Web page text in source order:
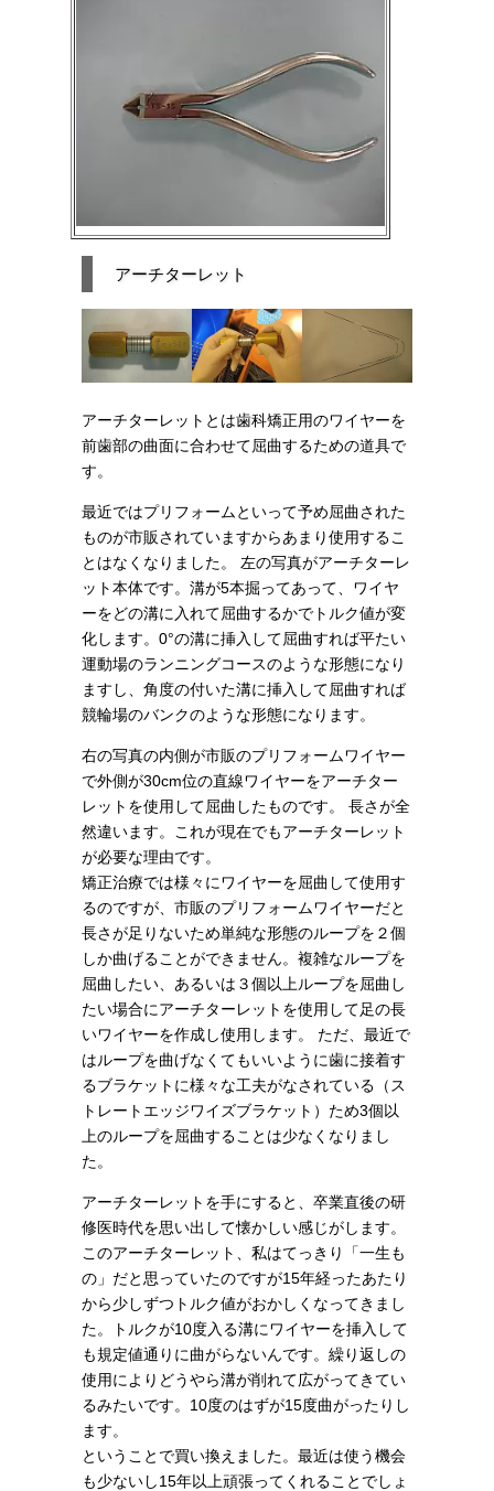
アーチターレット
アーチターレットとは歯科矯正用のワイヤーを
前歯部の曲面に合わせて屈曲するための道具で
す。
最近ではプリフォームといって予め屈曲された
ものが市販されていますからあまり使用するこ
とはなくなりました。 左の写真がアーチターレ
ット本体です。溝が5本掘ってあって、ワイヤ
ーをどの溝に入れて屈曲するかでトルク値が変
化します。0°の溝に挿入して屈曲すれば平たい
運動場のランニングコースのような形態になり
ますし、角度の付いた溝に挿入して屈曲すれば
競輪場のバンクのような形態になります。
右の写真の内側が市販のプリフォームワイヤー
で外側が30cm位の直線ワイヤーをアーチター
レットを使用して屈曲したものです。 長さが全
然違います。これが現在でもアーチターレット
が必要な理由です。
矯正治療では様々にワイヤーを屈曲して使用す
るのですが、市販のプリフォームワイヤーだと
長さが足りないため単純な形態のループを２個
しか曲げることができません。複雑なループを
屈曲したい、あるいは３個以上ループを屈曲し
たい場合にアーチターレットを使用して足の長
いワイヤーを作成し使用します。 ただ、最近で
はループを曲げなくてもいいように歯に接着す
るブラケットに様々な工夫がなされている（ス
トレートエッジワイズブラケット）ため3個以
上のループを屈曲することは少なくなりまし
た。
アーチターレットを手にすると、卒業直後の研
修医時代を思い出して懐かしい感じがします。
このアーチターレット、私はてっきり「一生も
の」だと思っていたのですが15年経ったあたり
から少しずつトルク値がおかしくなってきまし
た。トルクが10度入る溝にワイヤーを挿入して
も規定値通りに曲がらないんです。繰り返しの
使用によりどうやら溝が削れて広がってきてい
るみたいです。10度のはずが15度曲がったりし
ます。
ということで買い換えました。最近は使う機会
も少ないし15年以上頑張ってくれることでしょ